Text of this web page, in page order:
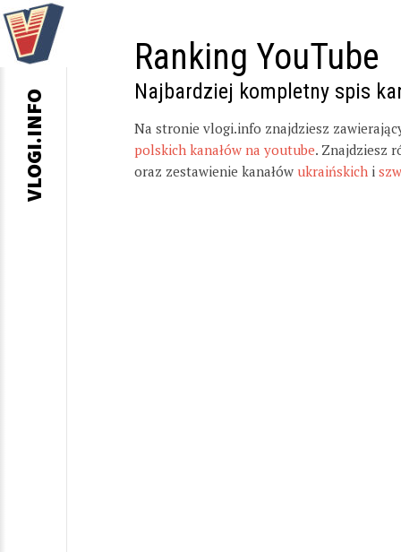
Ranking YouTube
Najbardziej kompletny spis
Na stronie vlogi.info znajdziesz
polskich kanałów na youtube. Znajdziesz
oraz zestawienie kanałów ukraińskich i
VLOGI.INFO